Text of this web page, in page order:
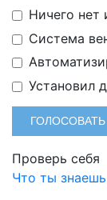
Ничего нет
Система
Установил
Проверь себя
Что ты